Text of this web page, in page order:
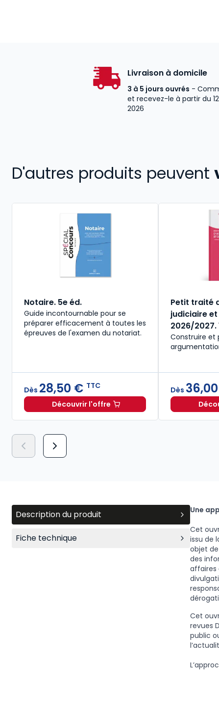
Livraison à domicile
3 à 5 jours ouvrés -
et recevez-le à partir du
2026
D'autres produits peuvent
Notaire. 5e éd.
Guide incontournable pour se
préparer efficacement à toutes les
épreuves de l'examen du notariat.
Dès 28,50 € TTC
Découvrir l'offreNotaire. 5e éd. à partir de 28,50
Petit traité
judiciaire
2026/2027.
Construire et
Dès
Description du produit
Fiche technique
Une
Cet
issu de
objet
des
affaires
Cet
revues
public